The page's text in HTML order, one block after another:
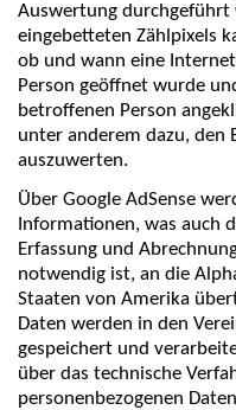
Auswertung durchgeführt
eingebetteten Zählpixels
ob und wann eine
Person geöffnet wurde
betroffenen Person
unter anderem dazu, den
auszuwerten.
Über Google AdSense
Informationen, was auch
Erfassung und
notwendig ist, an die
Staaten von Amerika
Daten werden in den
gespeichert und
über das technische
personenbezogenen